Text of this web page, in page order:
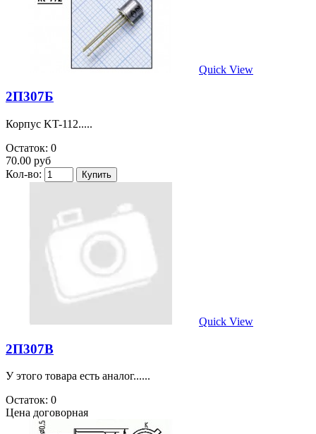
Quick View
2П307Б
Корпус KT-112.....
Остаток: 0
70.00 руб
Кол-во:
Quick View
2П307В
У этого товара есть аналог......
Остаток: 0
Цена договорная